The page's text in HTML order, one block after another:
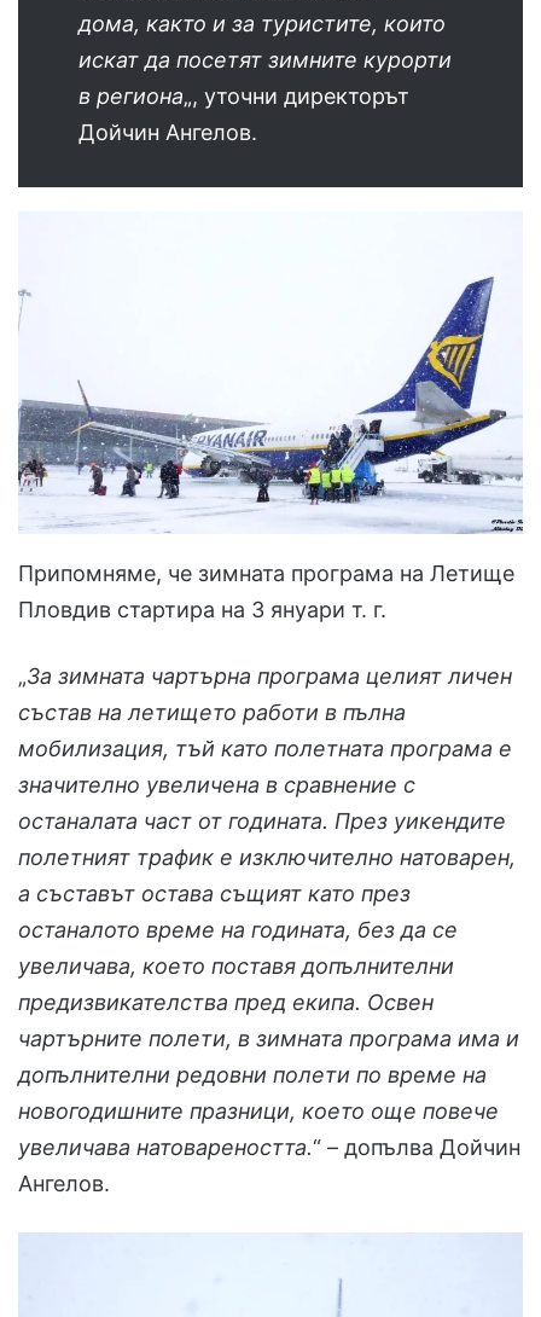
дома, както и за туристите, които
искат да посетят зимните курорти
в региона„, уточни директорът
Дойчин Ангелов.
Припомняме, че зимната програма на Летище
Пловдив стартира на 3 януари т. г.
„За зимната чартърна програма целият личен
състав на летището работи в пълна
мобилизация, тъй като полетната програма е
значително увеличена в сравнение с
останалата част от годината. През уикендите
полетният трафик е изключително натоварен,
а съставът остава същият като през
останалото време на годината, без да се
увеличава, което поставя допълнителни
предизвикателства пред екипа. Освен
чартърните полети, в зимната програма има и
допълнителни редовни полети по време на
новогодишните празници, което още повече
увеличава натовареността.“ – допълва Дойчин
Ангелов.